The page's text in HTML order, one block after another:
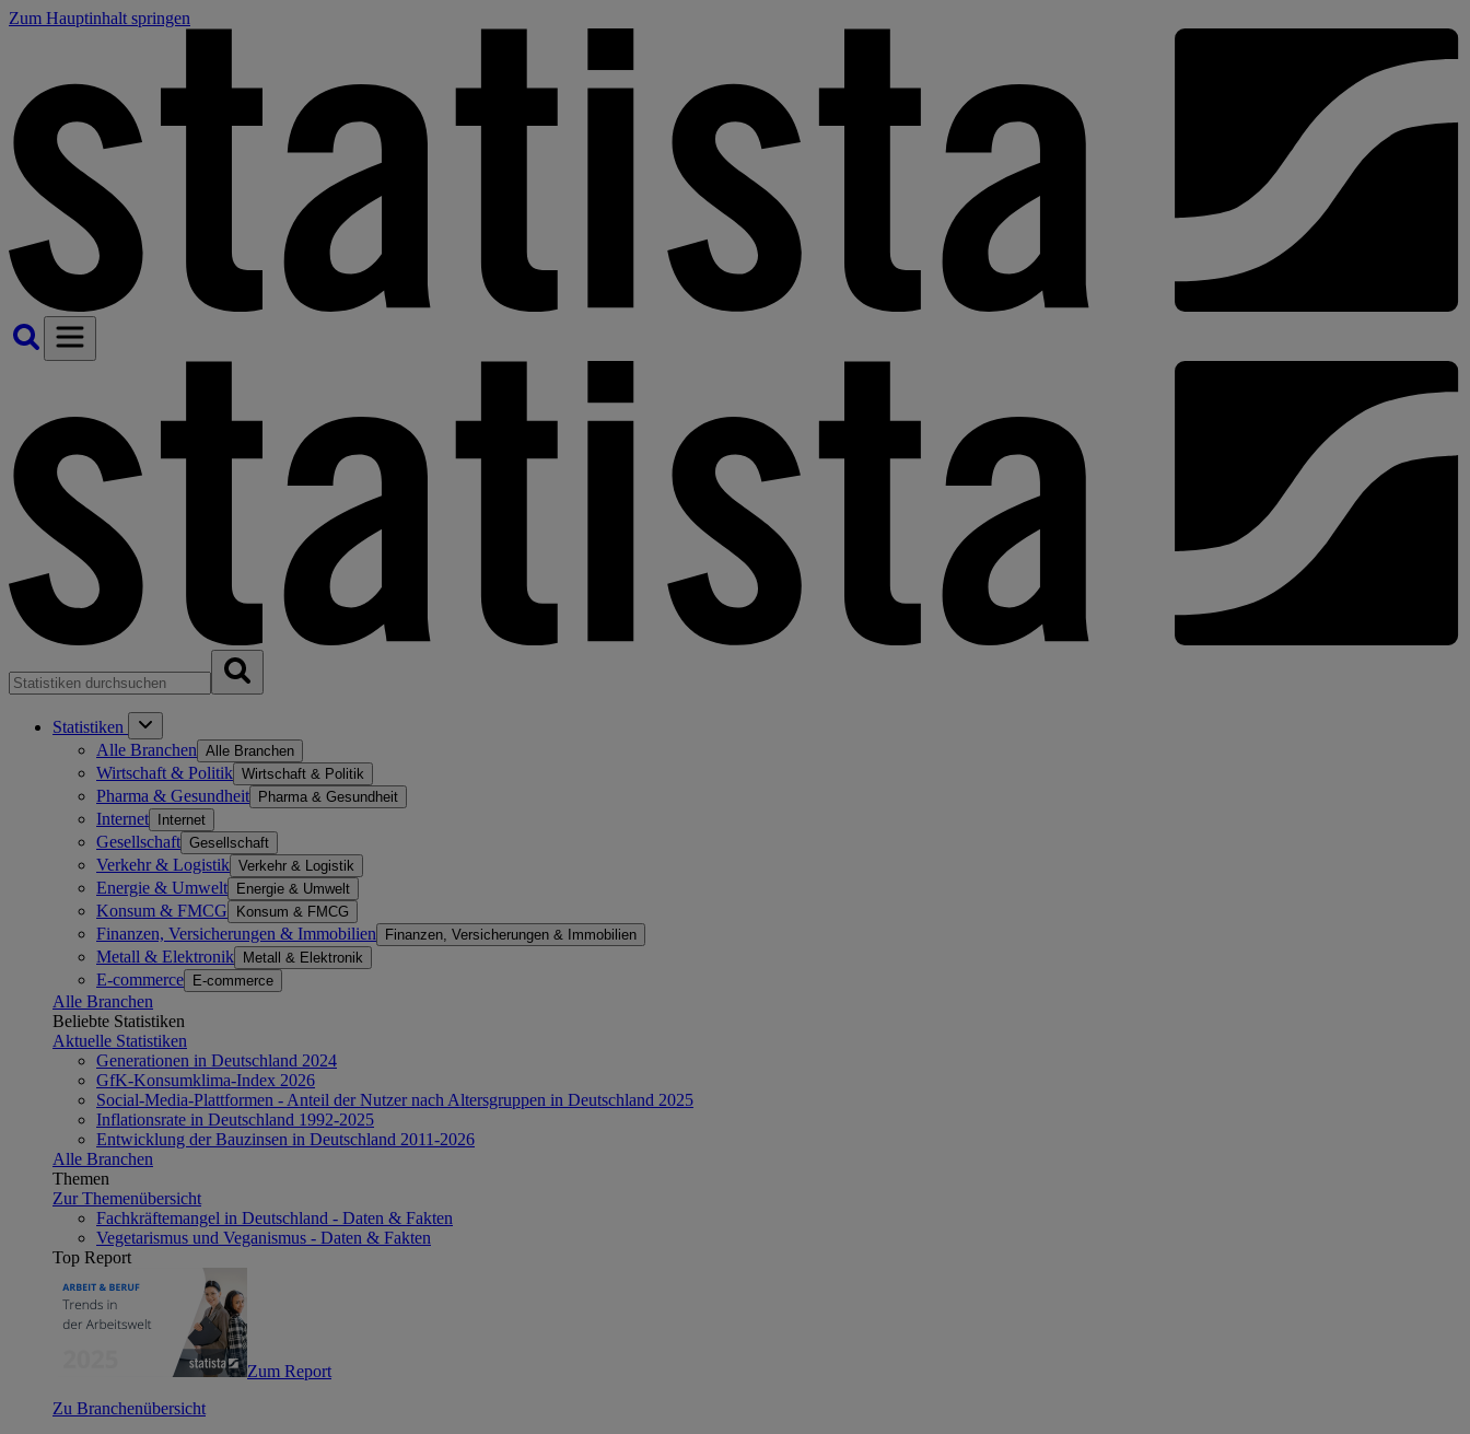
Zum Hauptinhalt springen
Statistiken
Alle Branchen Alle Branchen
Wirtschaft & Politik Wirtschaft & Politik
Pharma & Gesundheit Pharma & Gesundheit
Internet Internet
Gesellschaft Gesellschaft
Verkehr & Logistik Verkehr & Logistik
Energie & Umwelt Energie & Umwelt
Konsum & FMCG Konsum & FMCG
Finanzen, Versicherungen & Immobilien Finanzen, Versicherungen & Immobilien
Metall & Elektronik Metall & Elektronik
E-commerce E-commerce
Alle Branchen
Beliebte Statistiken
Aktuelle Statistiken
Generationen in Deutschland 2024
GfK-Konsumklima-Index 2026
Social-Media-Plattformen - Anteil der Nutzer nach Altersgruppen in Deutschland 2025
Inflationsrate in Deutschland 1992-2025
Entwicklung der Bauzinsen in Deutschland 2011-2026
Alle Branchen
Themen
Zur Themenübersicht
Fachkräftemangel in Deutschland - Daten & Fakten
Vegetarismus und Veganismus - Daten & Fakten
Top Report
Zum Report
Zu Branchenübersicht